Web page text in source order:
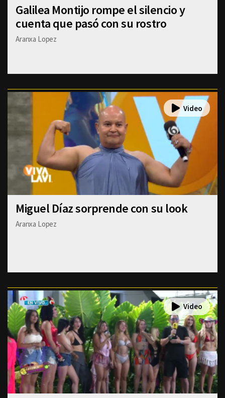
Galilea Montijo rompe el silencio y
cuenta que pasó con su rostro
Aranxa Lopez
Miguel Díaz sorprende con su look
Aranxa Lopez